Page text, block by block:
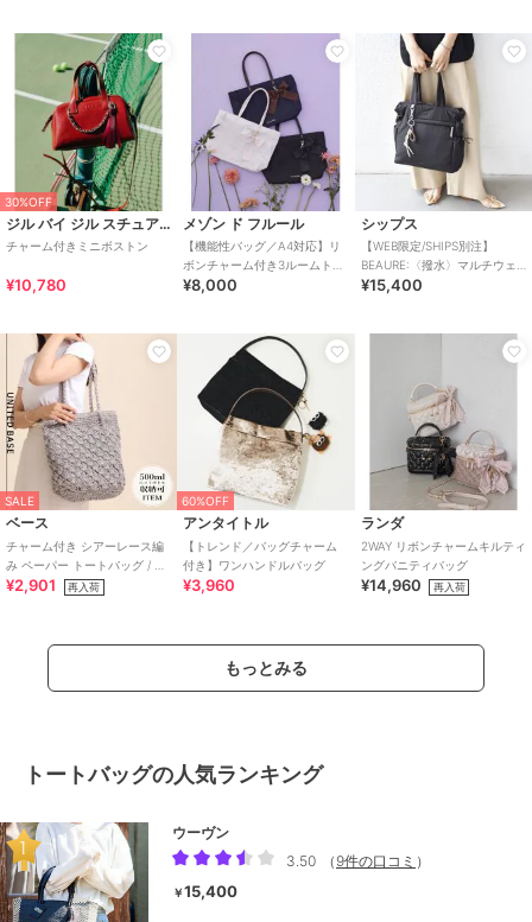
30%OFF
ジル バイ ジル スチュアート
チャーム付きミニボストン
¥10,780
メゾン ド フルール
【機能性バッグ／A4対応】リ
ボンチャーム付き3ルームトー
トバッグ
¥8,000
シップス
【WEB限定/SHIPS別注】
BEAURE:〈撥水〉マルチウェ
イ チャーム 付き バッグ
¥15,400
SALE
ベース
チャーム付き シアーレース編
み ペーパー トートバッグ / レ
ディース かごバッグ B5サイズ
¥2,901 再入荷
60%OFF
アンタイトル
【トレンド／バッグチャーム
付き】ワンハンドルバッグ
¥3,960
ランダ
2WAY リボンチャームキルティ
ングバニティバッグ
¥14,960 再入荷
もっとみる
トートバッグの人気ランキング
ウーヴン
3.50
（ 9件の口コミ ）
￥15,400